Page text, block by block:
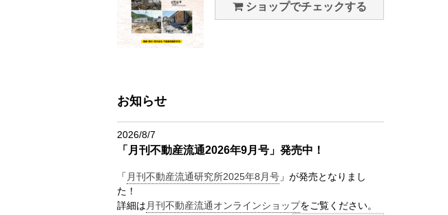
ショップでチェックする
お知らせ
2026/8/7
「月刊不動産流通2026年9月号」発売中！
「 月刊不動産流通研究所2025年8月号 」が発売となりまし
た！
詳細は 月刊不動産流通オンラインショップをご覧ください。